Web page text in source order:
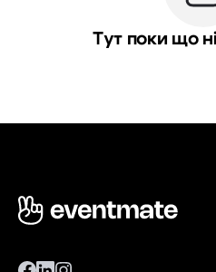
Тут поки що